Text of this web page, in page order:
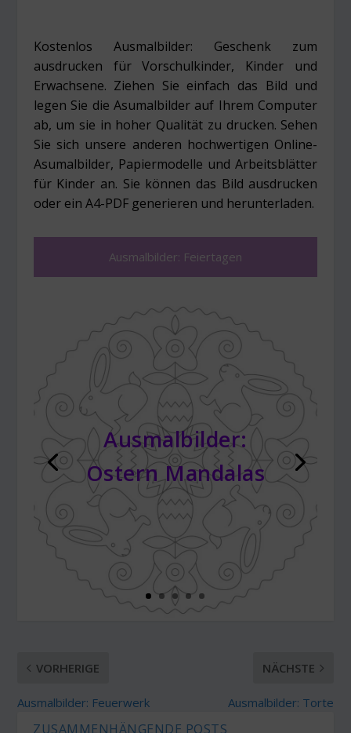
Kostenlos Ausmalbilder: Geschenk zum
ausdrucken für Vorschulkinder, Kinder und
Erwachsene. Ziehen Sie einfach das Bild und
legen Sie die Asumalbilder auf Ihrem Computer
ab, um sie in hoher Qualität zu drucken. Sehen
Sie sich unsere anderen hochwertigen Online-
Asumalbilder, Papiermodelle und Arbeitsblätter
für Kinder an. Sie können das Bild ausdrucken
oder ein A4-PDF generieren und herunterladen.
Ausmalbilder: Feiertagen
Ausmalbilder:
Ostern Mandalas
VORHERIGE
Ausmalbilder: Feuerwerk
NÄCHSTE
Ausmalbilder: Torte
ZUSAMMENHÄNGENDE POSTS